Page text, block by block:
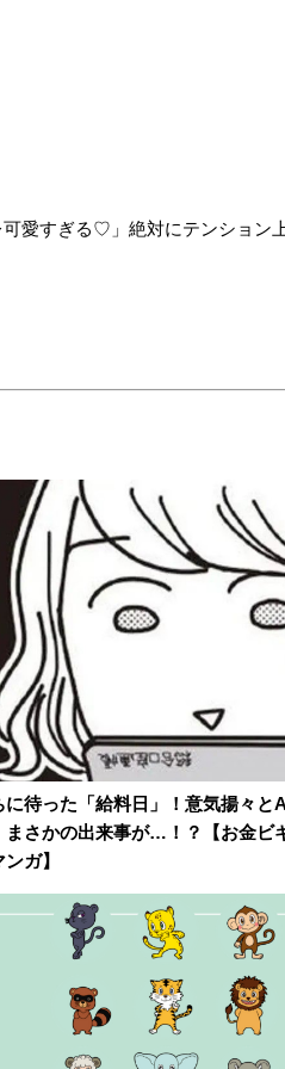
愛すぎる♡」絶対にテンション
に待った「給料日」！意気揚々と
まさかの出来事が…！？【お金ビ
ガ】